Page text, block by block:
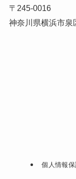
〒245-0016
神奈川県横浜市泉
個人情報